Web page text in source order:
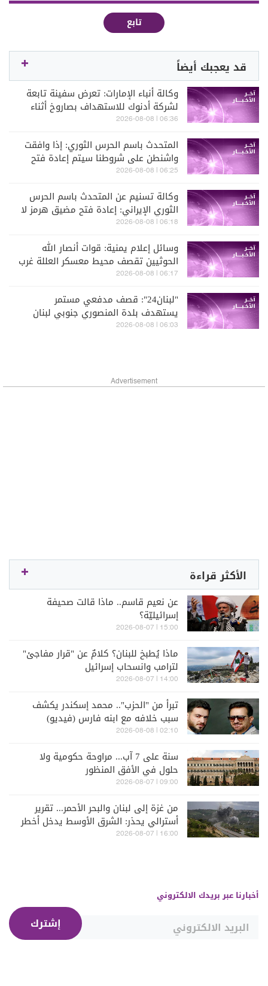
تابع
قد يعجبك أيضاً
وكالة أنباء الإمارات: تعرض سفينة تابعة
لشركة أدنوك للاستهداف بصاروخ أثناء
عبورها مضيق هرمز اليوم
06:36 | 2026-08-08
المتحدث باسم الحرس الثوري: إذا وافقت
واشنطن على شروطنا سيتم إعادة فتح
المضيق دون شك
06:25 | 2026-08-08
وكالة تسنيم عن المتحدث باسم الحرس
الثوري الإيراني: إعادة فتح مضيق هرمز لا
علاقة لها بالمفاوضات مع سلطنة عمان
06:18 | 2026-08-08
وسائل إعلام يمنية: قوات أنصار الله
الحوثيين تقصف محيط معسكر العللة غرب
مديرية قعطبة في الضالع
06:17 | 2026-08-08
"لبنان24": قصف مدفعي مستمر
يستهدف بلدة المنصوري جنوبي لبنان
06:03 | 2026-08-08
Advertisement
الأكثر قراءة
عن نعيم قاسم.. ماذا قالت صحيفة
إسرائيليّة؟
15:00 | 2026-08-07
ماذا يُطبخ للبنان؟ كلامٌ عن "قرار مفاجئ"
لترامب وانسحاب إسرائيل
14:00 | 2026-08-07
تبرأ من "الحزب".. محمد إسكندر يكشف
سبب خلافه مع ابنه فارس (فيديو)
02:10 | 2026-08-08
سنة على 7 آب... مراوحة حكومية ولا
حلول في الأفق المنظور
09:00 | 2026-08-07
من غزة إلى لبنان والبحر الأحمر... تقرير
أسترالي يحذر: الشرق الأوسط يدخل أخطر
مراحله
16:00 | 2026-08-07
أخبارنا عبر بريدك الالكتروني
إشترك